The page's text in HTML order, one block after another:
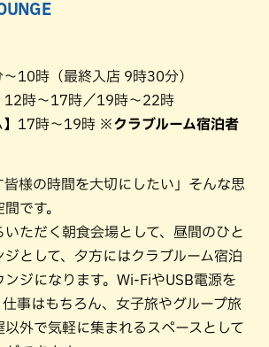
〜10時（最終入店 9時30分）
12時〜17時／19時〜22時
】17時〜19時 ※クラブルーム宿泊者
皆様の時間を大切にしたい」そんな思
です。
ただく朝食会場として、昼間のひと
ジとして、夕方にはクラブルーム宿泊
ジになります。Wi-FiやUSB電源を
事はもちろん、女子旅やグループ旅
外で気軽に集まれるスペースとして